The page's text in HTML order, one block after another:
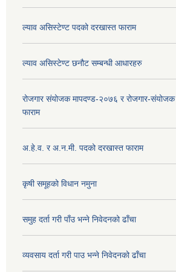
ल्याव असिस्टेण्ट पदको दरखास्त फाराम
ल्याव असिस्टेण्ट छनौट सम्बन्धी आधारहरु
रोजगार संयोजक मापदण्ड-२०७६ र रोजगार-संयोजक
फाराम
अ.हे.व. र अ.न.मी. पदको दरखास्त फाराम
कृषी समूहको विधान नमुना
समुह दर्ता गरी पाँउ भन्ने निवेदनको ढाँचा
व्यवसाय दर्ता गरी पाउ भन्ने निवेदनको ढाँचा